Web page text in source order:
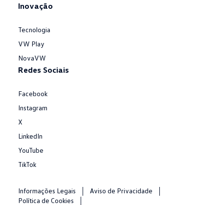
Inovação
Tecnologia
VW Play
NovaVW
Redes Sociais
Facebook
Instagram
X
LinkedIn
YouTube
TikTok
Informações Legais
Aviso de Privacidade
Política de Cookies